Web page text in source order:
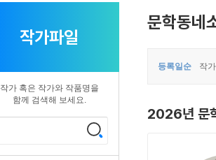
작가파일
작가 혹은 작가와 작품명을
함께 검색해 보세요.
문학동네
등록일순 작
2026년 문